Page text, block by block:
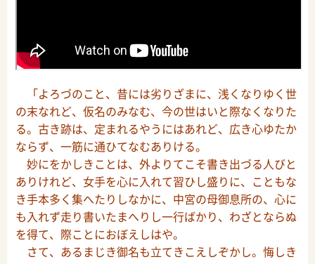
「よろづのこと、昔には劣りざまに、浅くなりゆく世
の末なれど、仮名のみなむ、今の世はいと際なくなりた
る。古き跡は、定まれるやうにはあれど、広き心ゆたか
ならず、一筋に通ひてなむありける。
妙にをかしきことは、外よりてこそ書き出づる人びと
ありけれど、女手を心に入れて習ひし盛りに、こともな
き手本多く集へたりしなかに、中宮の母御息所の、心に
も入れず走り書いたまへりし一行ばかり、わざとならぬ
を得て、際ことにおぼえしはや。
さて、あるまじき御名も立てきこえしぞかし。悔しき